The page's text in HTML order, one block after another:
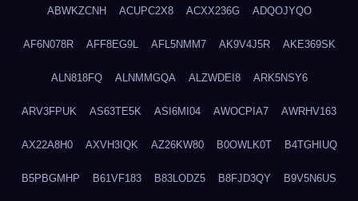
ABWKZCNH ACUPC2X8 ACXX236G ADQOJYQO
AF6N078R AFF8EG9L AFL5NMM7 AK9V4J5R AKE369SK
ALN818FQ ALNMMGQA ALZWDEI8 ARK5NSY6
ARV3FPUK AS63TE5K ASI6MI04 AWOCPIA7 AWRHV163
AX22A8H0 AXVH3IQK AZ26KW80 B0OWLK0T B4TGHIUQ
B5PBGMHP B61VF183 B83LODZ5 B8FJD3QY B9V5N6US